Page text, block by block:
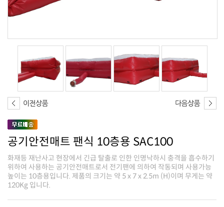
공기안전매트 팬식 10층용 SAC100
120Kg 입니다.